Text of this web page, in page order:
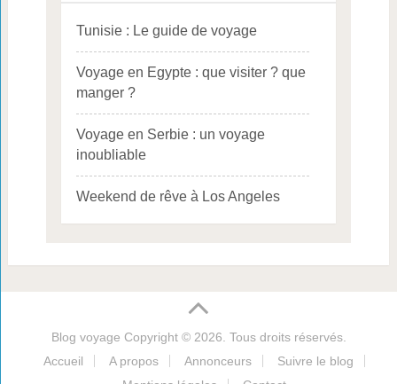
Tunisie : Le guide de voyage
Voyage en Egypte : que visiter ? que
manger ?
Voyage en Serbie : un voyage
inoubliable
Weekend de rêve à Los Angeles
Blog voyage Copyright © 2026. Tous droits réservés.
Accueil
A propos Annonceurs
Suivre le blog